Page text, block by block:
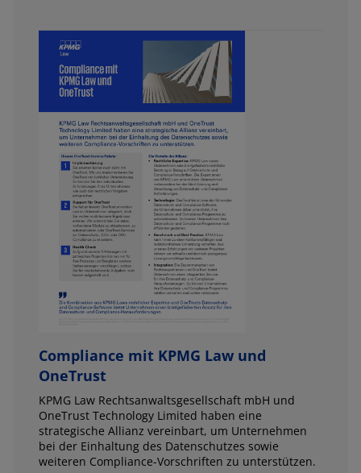
Compliance mit KPMG Law und
OneTrust
KPMG Law Rechtsanwaltsgesellschaft mbH und
OneTrust Technology Limited haben eine
strategische Allianz vereinbart, um Unternehmen
bei der Einhaltung des Datenschutzes sowie
weiteren Compliance-Vorschriften zu unterstützen.